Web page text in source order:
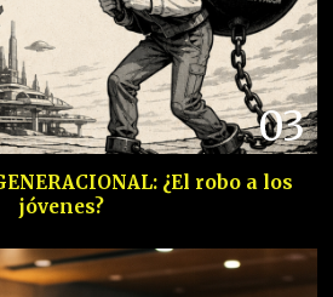
03
¿El robo a los
jóvenes?